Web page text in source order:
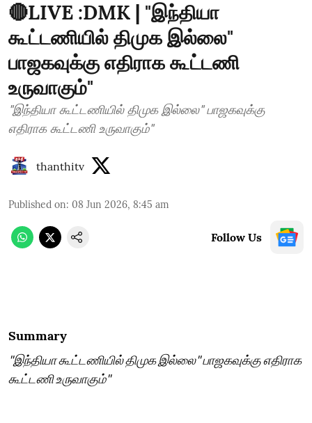
🔴LIVE :DMK | "இந்தியா
கூட்டணியில் திமுக இல்லை"
பாஜகவுக்கு எதிராக கூட்டணி
உருவாகும்"
"இந்தியா கூட்டணியில் திமுக இல்லை" பாஜகவுக்கு
எதிராக கூட்டணி உருவாகும்"
thanthitv
Published on: 08 Jun 2026, 8:45 am
Follow Us
Summary
"இந்தியா கூட்டணியில் திமுக இல்லை" பாஜகவுக்கு எதிராக
கூட்டணி உருவாகும்"